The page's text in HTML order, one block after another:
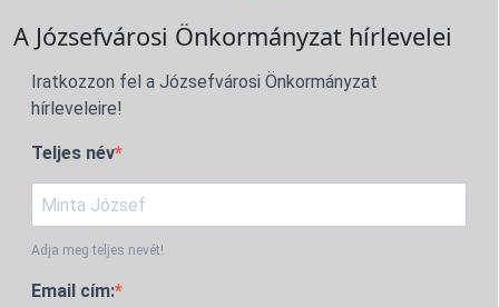
A Józsefvárosi Önkormányzat hírlevelei
Iratkozzon fel a Józsefvárosi Önkormányzat
hírleveleire!
Teljes név
Adja meg teljes nevét!
Email cím: